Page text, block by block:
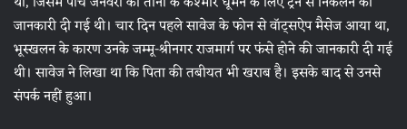
जानकारी दी गई थी। चार दिन पहले सावेज के फोन से वॉट्सऐप मैसेज आया था,
भूस्खलन के कारण उनके जम्मू-श्रीनगर राजमार्ग पर फंसे होने की जानकारी दी गई
थी। सावेज ने लिखा था कि पिता की तबीयत भी खराब है। इसके बाद से उनसे
संपर्क नहीं हुआ।